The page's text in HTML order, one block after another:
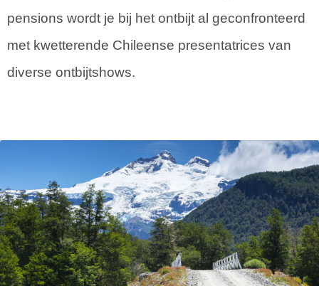
pensions wordt je bij het ontbijt al geconfronteerd
met kwetterende Chileense presentatrices van
diverse ontbijtshows.